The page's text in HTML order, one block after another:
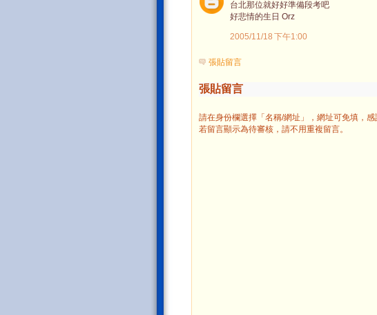
台北那位就好好準備段考吧
好悲情的生日 Orz
2005/11/18 下午1:00
張貼留言
張貼留言
請在身份欄選擇「名稱/網址」，網址可免填，感
若留言顯示為待審核，請不用重複留言。